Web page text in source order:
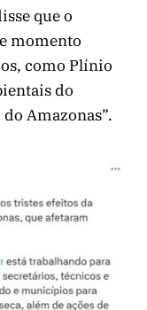
que o
momento
como Plínio
do
Amazonas”.